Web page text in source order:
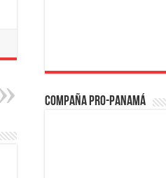
Compaña PRO-Panamá